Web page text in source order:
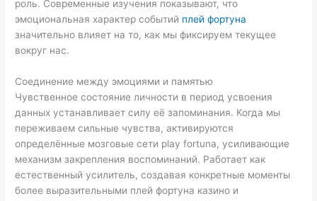
роль. Современные изучения показывают, что
эмоциональная характер событий плей фортуна
значительно влияет на то, как мы фиксируем текущее
вокруг нас.
Соединение между эмоциями и памятью
Чувственное состояние личности в период усвоения
данных устанавливает силу её запоминания. Когда мы
переживаем сильные чувства, активируются
определённые мозговые сети play fortuna, усиливающие
механизм закрепления воспоминаний. Работает как
естественный усилитель, создавая конкретные моменты
более выразительными плей фортуна казино и